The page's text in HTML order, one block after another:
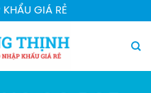
GIÁ RẺ